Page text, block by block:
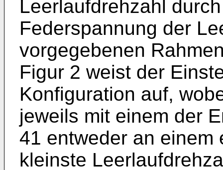
Leerlaufdrehzahl
Federspannung der
vorgegebenen
Figur 2 weist der
Konfiguration auf,
jeweils mit einem der
41 entweder an einem
kleinste